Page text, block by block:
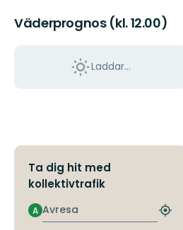
Väderprognos (kl. 12.00)
Laddar...
Ta dig hit med
kollektivtrafik
Avresa
A
Hitta